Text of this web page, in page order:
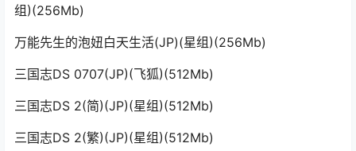
组)(256Mb)
万能先生的泡妞白天生活(JP)(星组)(256Mb)
三国志DS 0707(JP)(飞狐)(512Mb)
三国志DS 2(简)(JP)(星组)(512Mb)
三国志DS 2(繁)(JP)(星组)(512Mb)